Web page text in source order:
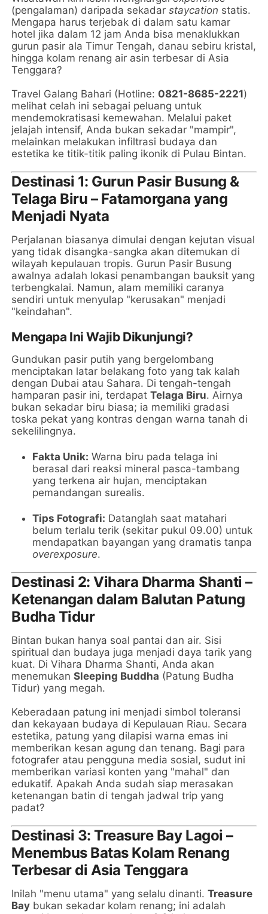
(pengalaman) daripada sekadarstaycation statis.
Mengapa harus terjebak di dalam satu kamar
hotel jika dalam 12 jam Anda bisa menaklukkan
gurun pasir ala Timur Tengah, danau sebiru kristal,
hingga kolam renang air asin terbesar di Asia
Tenggara?
Travel Galang Bahari (Hotline: 0821-8685-2221)
melihat celah ini sebagai peluang untuk
mendemokratisasi kemewahan. Melalui paket
jelajah intensif, Anda bukan sekadar "mampir",
melainkan melakukan infiltrasi budaya dan
estetika ke titik-titik paling ikonik di Pulau Bintan.
Destinasi 1: Gurun Pasir Busung &
Telaga Biru – Fatamorgana yang
Menjadi Nyata
Perjalanan biasanya dimulai dengan kejutan visual
yang tidak disangka-sangka akan ditemukan di
wilayah kepulauan tropis. Gurun Pasir Busung
awalnya adalah lokasi penambangan bauksit yang
terbengkalai. Namun, alam memiliki caranya
sendiri untuk menyulap "kerusakan" menjadi
"keindahan".
Mengapa Ini Wajib Dikunjungi?
Gundukan pasir putih yang bergelombang
menciptakan latar belakang foto yang tak kalah
dengan Dubai atau Sahara. Di tengah-tengah
hamparan pasir ini, terdapatTelaga Biru. Airnya
bukan sekadar biru biasa; ia memiliki gradasi
toska pekat yang kontras dengan warna tanah di
sekelilingnya.
Fakta Unik: Warna biru pada telaga ini
berasal dari reaksi mineral pasca-tambang
yang terkena air hujan, menciptakan
pemandangan surealis.
Tips Fotografi: Datanglah saat matahari
belum terlalu terik (sekitar pukul 09.00) untuk
mendapatkan bayangan yang dramatis tanpa
overexposure.
Destinasi 2: Vihara Dharma Shanti –
Ketenangan dalam Balutan Patung
Budha Tidur
Bintan bukan hanya soal pantai dan air. Sisi
spiritual dan budaya juga menjadi daya tarik yang
kuat. Di Vihara Dharma Shanti, Anda akan
menemukanSleeping Buddha (Patung Budha
Tidur) yang megah.
Keberadaan patung ini menjadi simbol toleransi
dan kekayaan budaya di Kepulauan Riau. Secara
estetika, patung yang dilapisi warna emas ini
memberikan kesan agung dan tenang. Bagi para
fotografer atau pengguna media sosial, sudut ini
memberikan variasi konten yang "mahal" dan
edukatif. Apakah Anda sudah siap merasakan
ketenangan batin di tengah jadwal trip yang
padat?
Destinasi 3: Treasure Bay Lagoi –
Menembus Batas Kolam Renang
Terbesar di Asia Tenggara
Inilah "menu utama" yang selalu dinanti.Treasure
Bay bukan sekadar kolam renang; ini adalah